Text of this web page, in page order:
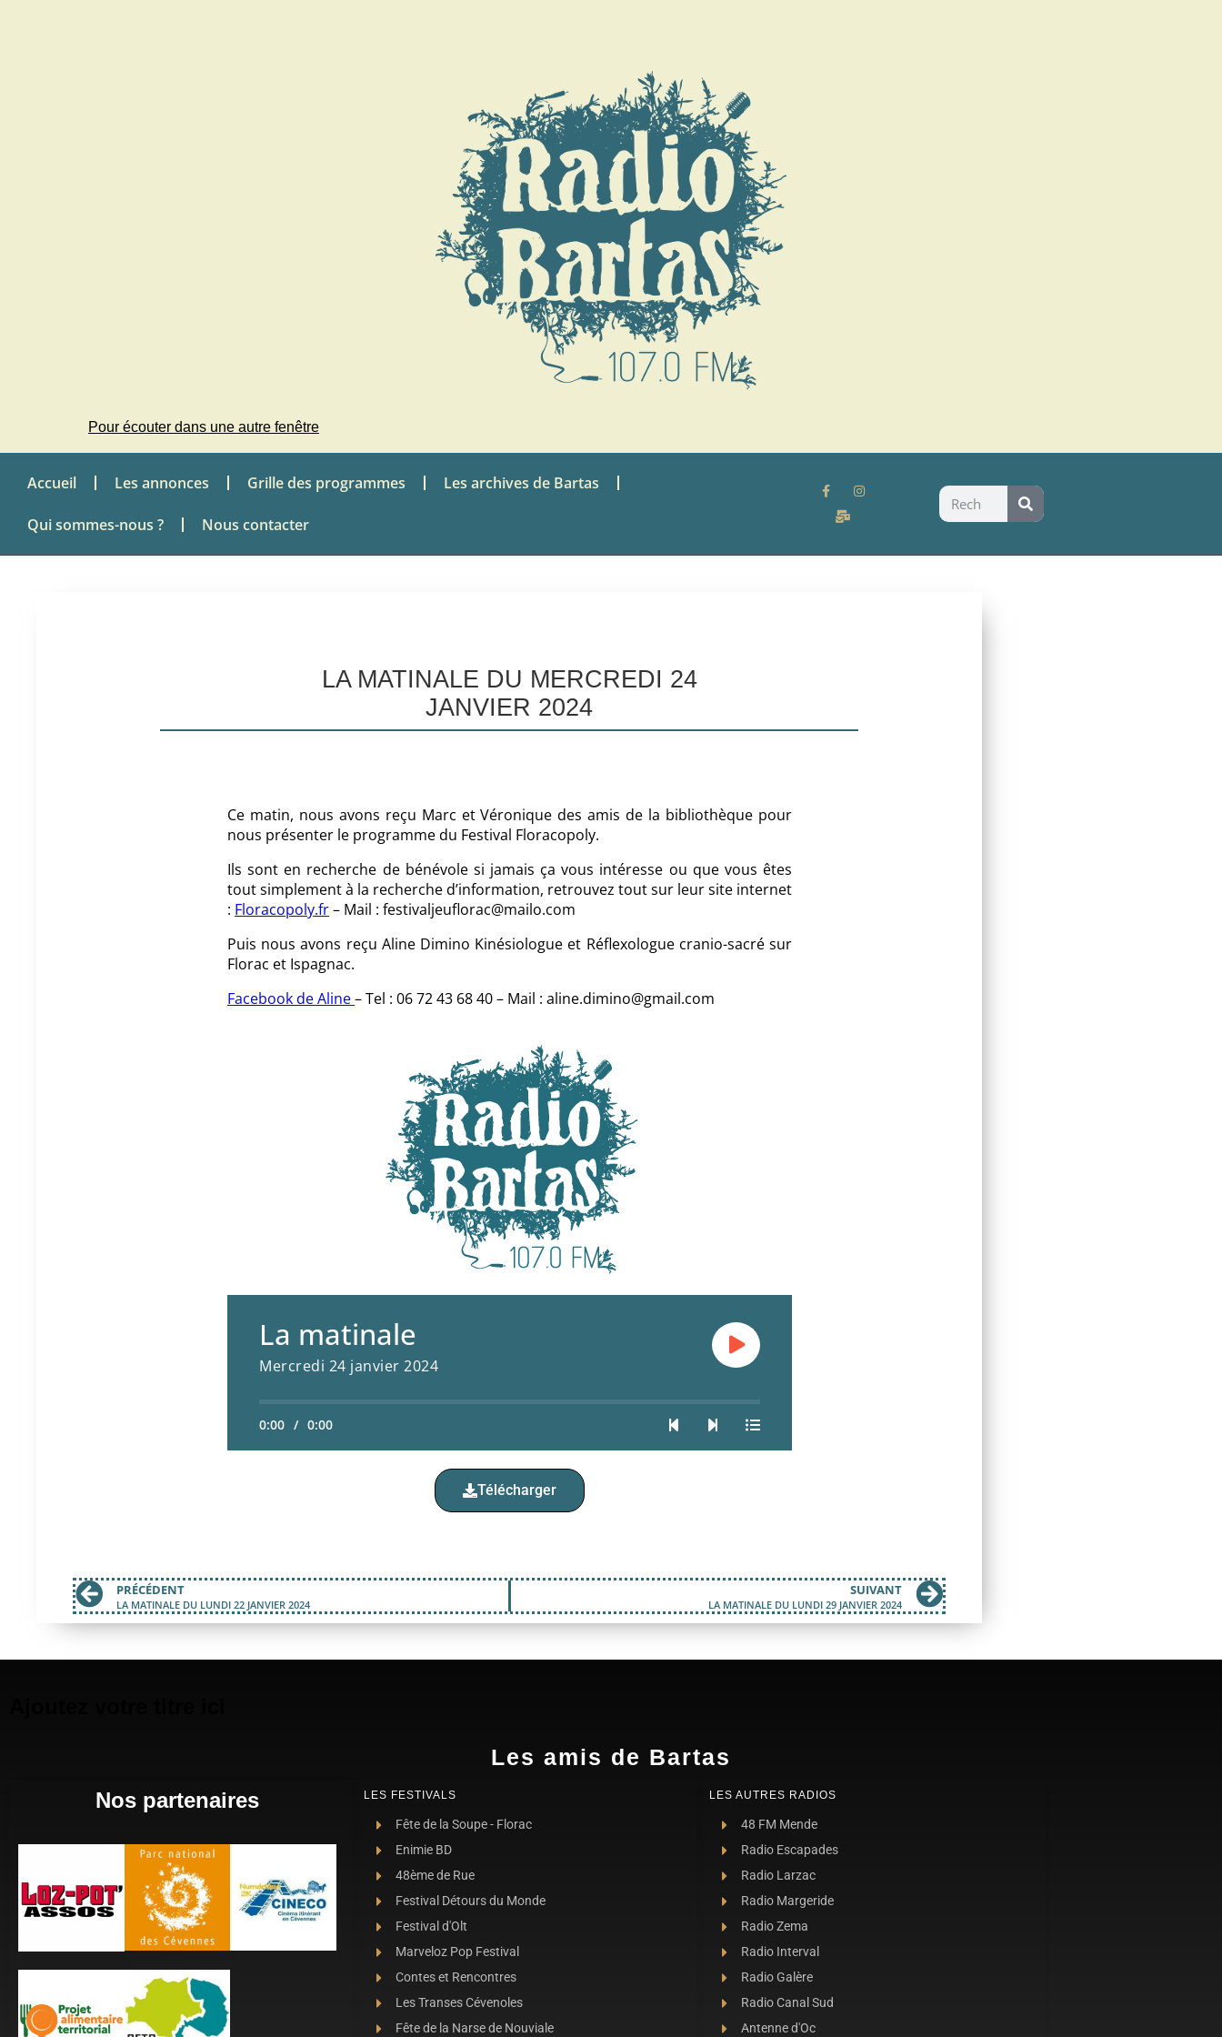
Pour écouter dans une autre fenêtre
Accueil Les annonces Grille des programmes Les archives de Bartas
Qui sommes-nous ? Nous contacter
LA MATINALE DU MERCREDI 24
JANVIER 2024
Ce matin, nous avons reçu Marc et Véronique des amis de la bibliothèque pour
nous présenter le programme du Festival Floracopoly.
Ils sont en recherche de bénévole si jamais ça vous intéresse ou que vous êtes
tout simplement à la recherche d’information, retrouvez tout sur leur site internet
: Floracopoly.fr– Mail : festivaljeuflorac@mailo.com
Puis nous avons reçu Aline Dimino Kinésiologue et Réflexologue cranio-sacré sur
Florac et Ispagnac.
Facebook de Aline– Tel : 06 72 43 68 40 – Mail : aline.dimino@gmail.com
La matinale
Mercredi 24 janvier 2024
0:00 / 0:00
Télécharger
PRÉCÉDENT
LA MATINALE DU LUNDI 22 JANVIER 2024
SUIVANT
LA MATINALE DU LUNDI 29 JANVIER 2024
Les amis de Bartas
Nos partenaires LES FESTIVALS
Fête de la Soupe - Florac
Enimie BD
48ème de Rue
Festival Détours du Monde
Festival d'Olt
Marveloz Pop Festival
Contes et Rencontres
Les Transes Cévenoles
Fête de la Narse de Nouviale
LES AUTRES RADIOS
48 FM Mende
Radio Escapades
Radio Larzac
Radio Margeride
Radio Zema
Radio Interval
Radio Galère
Radio Canal Sud
Antenne d'Oc